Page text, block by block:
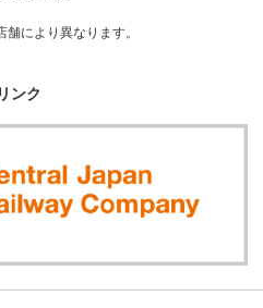
舗により異なります。
リンク